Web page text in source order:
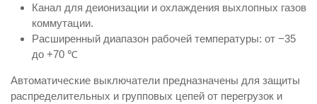
Канал для деионизации и охлаждения выхлопных газов
коммутации.
Расширенный диапазон рабочей температуры: от −35
до +70 ℃
Автоматические выключатели предназначены для защиты
распределительных и групповых цепей от перегрузок и